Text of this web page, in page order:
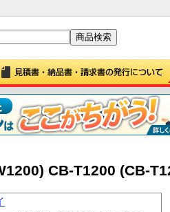
CB-T1200 (CB-